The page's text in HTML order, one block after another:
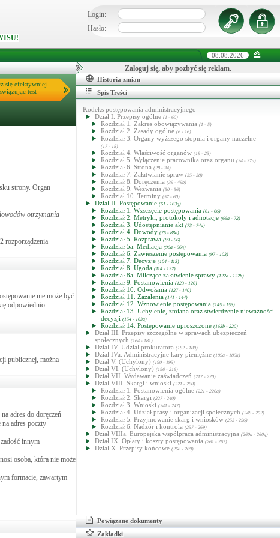
Login:
Hasło:
08.08.2026
się efektywniej
test
strony. Organ
otrzymania
rozporządzenia
nie może być
odpowiednio.
publicznej, można
adres do doręczeń
adres poczty
innym
osoba, która nie może
formacie, zawartym
Zaloguj się, aby pozbyć się reklam.
Historia zmian
Spis Treści
Kodeks postępowania administracyjnego
Dział I. Przepisy ogólne (1 - 60)
Rozdział 1. Zakres obowiązywania (1 - 5)
Rozdział 2. Zasady ogólne (6 - 16)
Rozdział 3. Organy wyższego stopnia i organy naczelne
(17 - 18)
Rozdział 4. Właściwość organów (19 - 23)
Rozdział 5. Wyłączenie pracownika oraz organu (24 - 27a)
Rozdział 6. Strona (28 - 34)
Rozdział 7. Załatwianie spraw (35 - 38)
Rozdział 8. Doręczenia (39 - 49b)
Rozdział 9. Wezwania (50 - 56)
Rozdział 10. Terminy (57 - 60)
Dział II. Postępowanie (61 - 163g)
Rozdział 1. Wszczęcie postępowania (61 - 66)
Rozdział 2. Metryki, protokoły i adnotacje (66a - 72)
Rozdział 3. Udostępnianie akt (73 - 74a)
Rozdział 4. Dowody (75 - 88a)
Rozdział 5. Rozprawa (89 - 96)
Rozdział 5a. Mediacja (96a - 96n)
Rozdział 6. Zawieszenie postępowania (97 - 103)
Rozdział 7. Decyzje (104 - 113)
Rozdział 8. Ugoda (114 - 122)
Rozdział 8a. Milczące załatwienie sprawy (122a - 122h)
Rozdział 9. Postanowienia (123 - 126)
Rozdział 10. Odwołania (127 - 140)
Rozdział 11. Zażalenia (141 - 144)
Rozdział 12. Wznowienie postępowania (145 - 153)
Rozdział 13. Uchylenie, zmiana oraz stwierdzenie nieważności
decyzji (154 - 163a)
Rozdział 14. Postępowanie uproszczone (163b - 220)
Dział III. Przepisy szczególne w sprawach ubezpieczeń
społecznych (164 - 181)
Dział IV. Udział prokuratora (182 - 189)
Dział IVa. Administracyjne kary pieniężne (189a - 189k)
Dział V. (Uchylony) (190 - 195)
Dział VI. (Uchylony) (196 - 216)
Dział VII. Wydawanie zaświadczeń (217 - 220)
Dział VIII. Skargi i wnioski (221 - 260)
Rozdział 1. Postanowienia ogólne (221 - 226a)
Rozdział 2. Skargi (227 - 240)
Rozdział 3. Wnioski (241 - 247)
Rozdział 4. Udział prasy i organizacji społecznych (248 - 252)
Rozdział 5. Przyjmowanie skarg i wniosków (253 - 256)
Rozdział 6. Nadzór i kontrola (257 - 269)
Dział VIIIa. Europejska współpraca administracyjna (260a - 260g)
Dział IX. Opłaty i koszty postępowania (261 - 267)
Dział X. Przepisy końcowe (268 - 269)
Powiązane dokumenty
Zakładki